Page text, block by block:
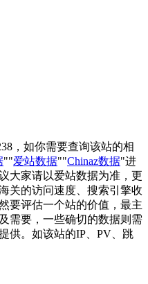
，如你需要查询该站的相
""爱站数据""Chinaz数据"进
大家请以爱站数据为准，更
关的访问速度、搜索引擎收
要评估一个站的价值，最主
需要，一些确切的数据则需
供。如该站的IP、PV、跳